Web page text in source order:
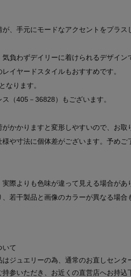
が、手元にモードなアクセントをプラ
負わずデイリーに着けられるデザイン
イヤードスタイルもおすすめです。
なります。
（405－36828）もございます。
かかりますと変形しやすいので、お取
や寸法に個体差がございます。予めご
際よりも色味が違って見える場合があ
若干製品と画像のカラーが異なる場合
いて
ジュエリーの為、通常のお直しセンタ
参いただき、お近くの直営店へお持込